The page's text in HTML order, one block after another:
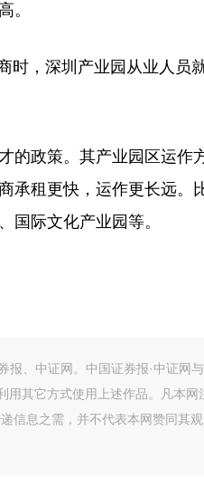
。
，深圳产业园从业人员
政策。其产业园区运作
承租更快，运作更长远。
国际文化产业园等。
报、中证网。中国证券报·中证网
用其它方式使用上述作品。凡本网
信息之需，并不代表本网赞同其